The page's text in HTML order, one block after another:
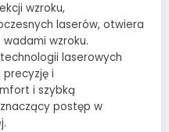
wzroku,
laserów, otwiera
wzroku.
laserowych
i
i szybką
postęp w